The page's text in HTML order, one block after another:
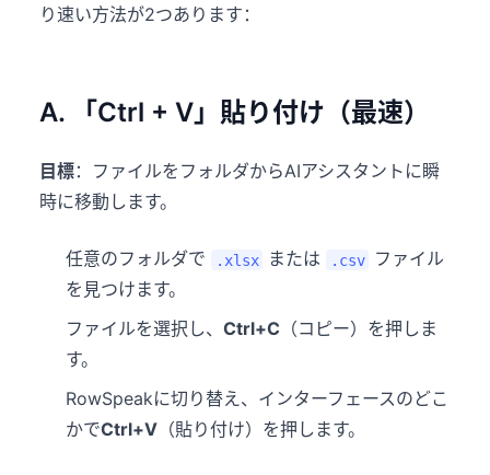
り速い方法が2つあります：
A. 「Ctrl + V」貼り付け（最速）
目標：ファイルをフォルダからAIアシスタントに瞬
時に移動します。
任意のフォルダで .xlsx または .csv
ファイル
を見つけます。
ファイルを選択し、 Ctrl+C （コピー）を押しま
す。
RowSpeakに切り替え、インターフェースのどこ
かでCtrl+V （貼り付け）を押します。